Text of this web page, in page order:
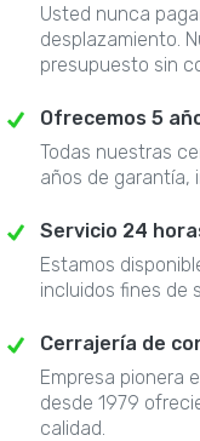
Usted nunca
desplazamiento.
presupuesto sin
Ofrecemos 5
Todas nuestras
años de garantía,
Servicio 24
Estamos
incluidos fines de
Cerrajería de
Empresa pionera
desde 1979
calidad.